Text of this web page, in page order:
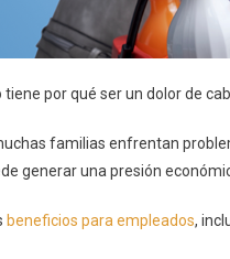
tiene por qué ser un dolor de
familias enfrentan
generar una presión
beneficios para empleados,